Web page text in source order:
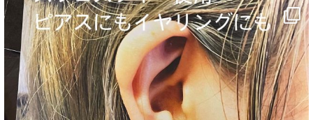
decojewelrymahalo
9月 9